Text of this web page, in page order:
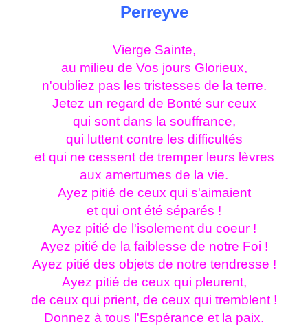
Perreyve
Vierge Sainte,
au milieu de Vos jours Glorieux,
n'oubliez pas les tristesses de la terre.
Jetez un regard de Bonté sur ceux
qui sont dans la souffrance,
qui luttent contre les difficultés
et qui ne cessent de tremper leurs lèvres
aux amertumes de la vie.
Ayez pitié de ceux qui s'aimaient
et qui ont été séparés !
Ayez pitié de l'isolement du coeur !
Ayez pitié de la faiblesse de notre Foi !
Ayez pitié des objets de notre tendresse !
Ayez pitié de ceux qui pleurent,
de ceux qui prient, de ceux qui tremblent !
Donnez à tous l'Espérance et la paix.